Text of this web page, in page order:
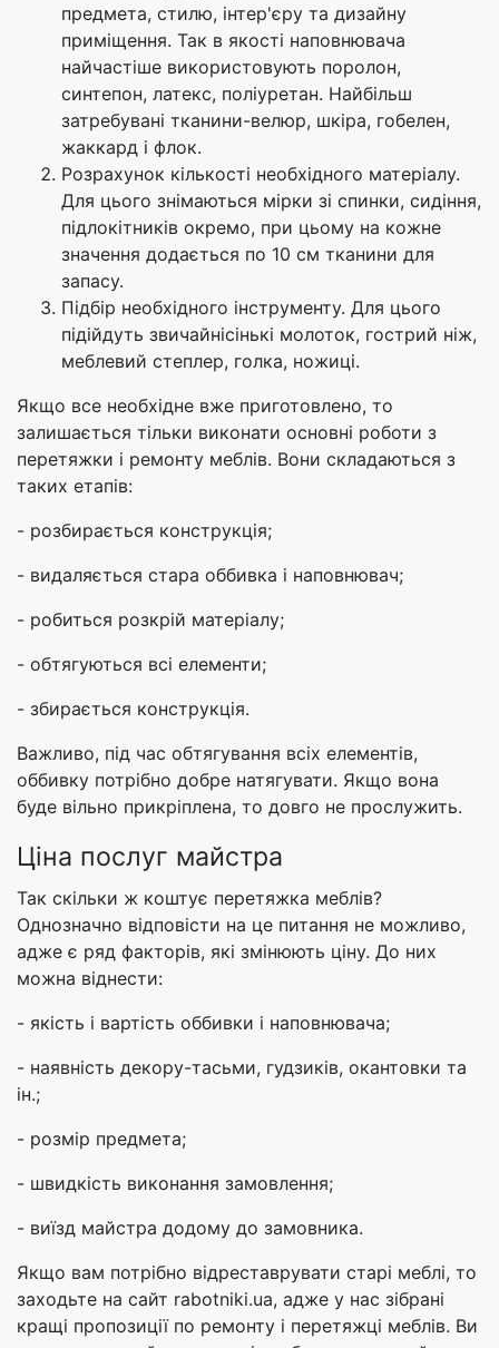
предмета, стилю, інтер'єру та дизайну
приміщення. Так в якості наповнювача
найчастіше використовують поролон,
синтепон, латекс, поліуретан. Найбільш
затребувані тканини-велюр, шкіра, гобелен,
жаккард і флок.
Розрахунок кількості необхідного матеріалу.
Для цього знімаються мірки зі спинки, сидіння,
підлокітників окремо, при цьому на кожне
значення додається по 10 см тканини для
запасу.
Підбір необхідного інструменту. Для цього
підійдуть звичайнісінькі молоток, гострий ніж,
меблевий степлер, голка, ножиці.
Якщо все необхідне вже приготовлено, то
залишається тільки виконати основні роботи з
перетяжки і ремонту меблів. Вони складаються з
таких етапів:
- розбирається конструкція;
- видаляється стара оббивка і наповнювач;
- робиться розкрій матеріалу;
- обтягуються всі елементи;
- збирається конструкція.
Важливо, під час обтягування всіх елементів,
оббивку потрібно добре натягувати. Якщо вона
буде вільно прикріплена, то довго не прослужить.
Ціна послуг майстра
Так скільки ж коштує перетяжка меблів?
Однозначно відповісти на це питання не можливо,
адже є ряд факторів, які змінюють ціну. До них
можна віднести:
- якість і вартість оббивки і наповнювача;
- наявність декору-тасьми, гудзиків, окантовки та
ін.;
- розмір предмета;
- швидкість виконання замовлення;
- виїзд майстра додому до замовника.
Якщо вам потрібно відреставрувати старі меблі, то
заходьте на сайт rabotniki.ua, адже у нас зібрані
кращі пропозиції по ремонту і перетяжці меблів. Ви